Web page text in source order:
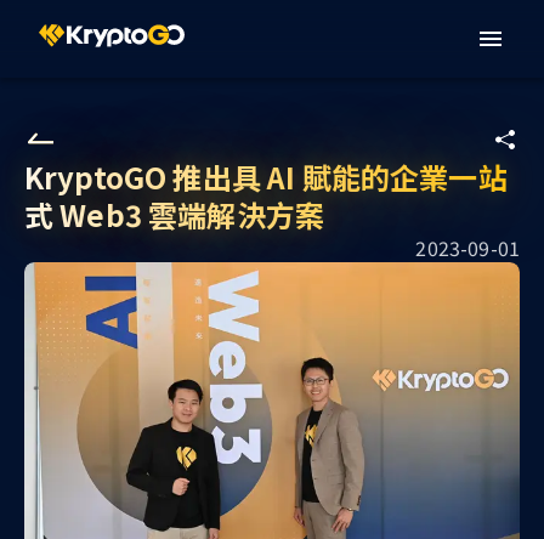
KryptoGO 推出具 AI 賦能的企業一站
式 Web3 雲端解決方案
2023-09-01